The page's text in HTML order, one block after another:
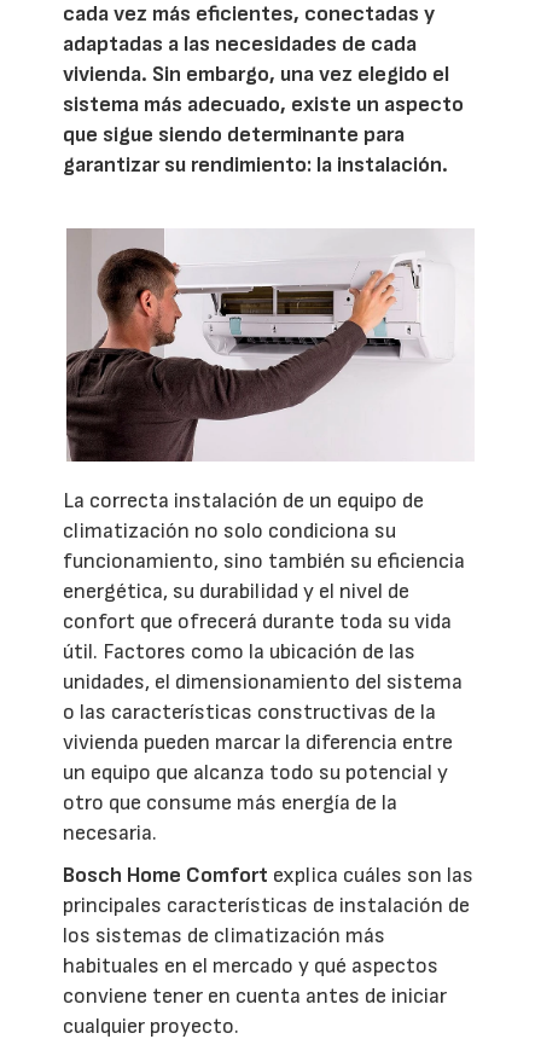
cada vez más eficientes, conectadas y
adaptadas a las necesidades de cada
vivienda. Sin embargo, una vez elegido el
sistema más adecuado, existe un aspecto
que sigue siendo determinante para
garantizar su rendimiento: la instalación.
La correcta instalación de un equipo de
climatización no solo condiciona su
funcionamiento, sino también su eficiencia
energética, su durabilidad y el nivel de
confort que ofrecerá durante toda su vida
útil. Factores como la ubicación de las
unidades, el dimensionamiento del sistema
o las características constructivas de la
vivienda pueden marcar la diferencia entre
un equipo que alcanza todo su potencial y
otro que consume más energía de la
necesaria.
Bosch Home Comfort explica cuáles son las
principales características de instalación de
los sistemas de climatización más
habituales en el mercado y qué aspectos
conviene tener en cuenta antes de iniciar
cualquier proyecto.